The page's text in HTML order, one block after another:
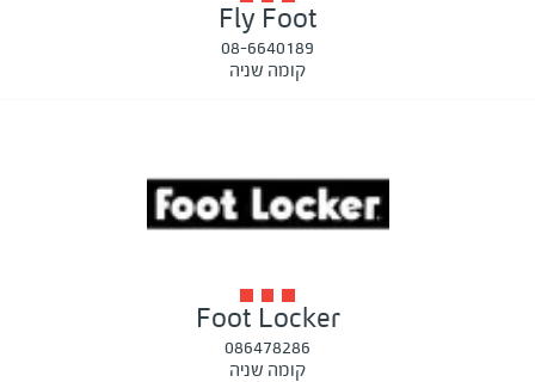
Fly Foot
08-6640189
קומה שניה
Foot Locker
086478286
קומה שניה